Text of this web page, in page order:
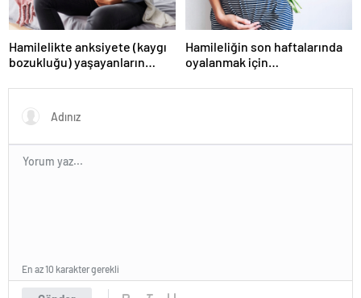
Hamilelikte anksiyete (kaygı
bozukluğu) yaşayanların
Hamileliğin son haftalarında
oyalanmak için…
En az 10 karakter gerekli